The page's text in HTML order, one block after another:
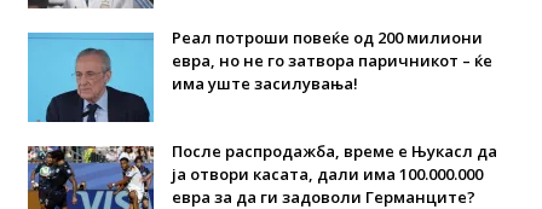
Реал потроши повеќе од 200 милиони
евра, но не го затвора паричникот – ќе
има уште засилувања!
После распродажба, време е Њукасл да
ја отвори касата, дали има 100.000.000
евра за да ги задоволи Германците?